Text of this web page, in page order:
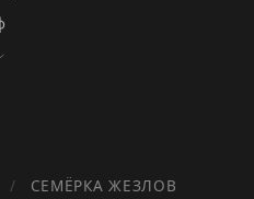
/ СЕМЁРКА ЖЕЗЛОВ